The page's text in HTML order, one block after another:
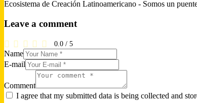
Ecosistema de Creación Latinoamericano - Somos un
Leave a comment
0.0 / 5
Name
E-mail
Comment
I agree that my submitted data is being collected and